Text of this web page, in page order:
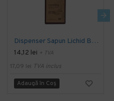
Dispenser Sapun Lichid Botanika 300ml
14,12 lei + TVA
17,09 lei TVA inclus
Adaugă în Coş